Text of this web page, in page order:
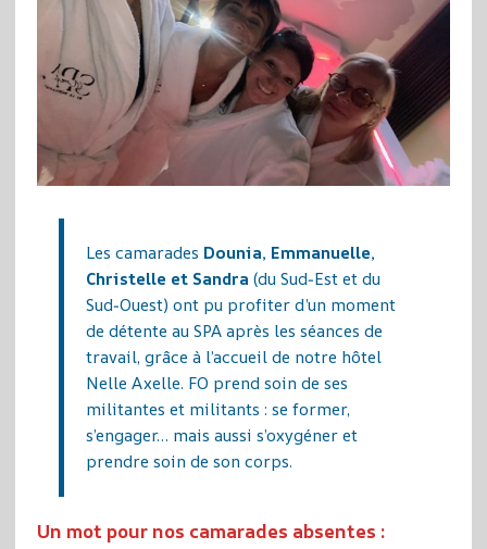
Les camarades Dounia, Emmanuelle,
Christelle et Sandra (du Sud‑Est et du
Sud‑Ouest) ont pu profiter d’un moment
de détente au SPA après les séances de
travail, grâce à l’accueil de notre hôtel
Nelle Axelle. FO prend soin de ses
militantes et militants : se former,
s’engager… mais aussi s’oxygéner et
prendre soin de son corps.
Un mot pour nos camarades absentes :